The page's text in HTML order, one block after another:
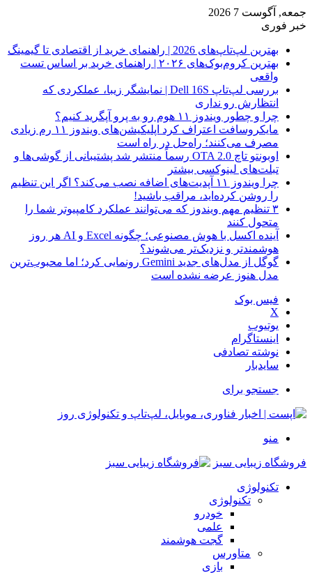
جمعه, آگوست 7 2026
خبر فوری
بهترین لپ‌تاپ‌های 2026 | راهنمای خرید از اقتصادی تا گیمینگ
بهترین کروم‌بوک‌های ۲۰۲۶ | راهنمای خرید بر اساس تست
واقعی
بررسی لپ‌تاپ Dell 16S | نمایشگر زیبا، عملکردی که
انتظارش رو نداری
چرا و چطور ویندوز ۱۱ هوم رو به پرو آپگرید کنیم؟
مایکروسافت اعتراف کرد اپلیکیشن‌های ویندوز ۱۱ رم زیادی
مصرف می‌کنند؛ راه‌حل در راه است
اوبونتو تاچ OTA 2.0 رسماً منتشر شد پشتیبانی از گوشی‌ها و
تبلت‌های لینوکسی بیشتر
چرا ویندوز ۱۱ آپدیت‌های اضافه نصب می‌کند؟ اگر این تنظیم
را روشن کرده‌اید، مراقب باشید!
۳ تنظیم مهم ویندوز که می‌توانند عملکرد کامپیوتر شما را
متحول کنند
آینده اکسل با هوش مصنوعی؛ چگونه Excel و AI هر روز
هوشمندتر و نزدیک‌تر می‌شوند؟
گوگل از مدل‌های جدید Gemini رونمایی کرد؛ اما محبوب‌ترین
مدل هنوز عرضه نشده است
فیس بوک
X
یوتیوب
اینستاگرام
نوشته تصادفی
سایدبار
جستجو برای
منو
فروشگاه زیبایی سبز
تکنولوژی
تکنولوژی
خودرو
علمی
گجت هوشمند
متاورس
بازی